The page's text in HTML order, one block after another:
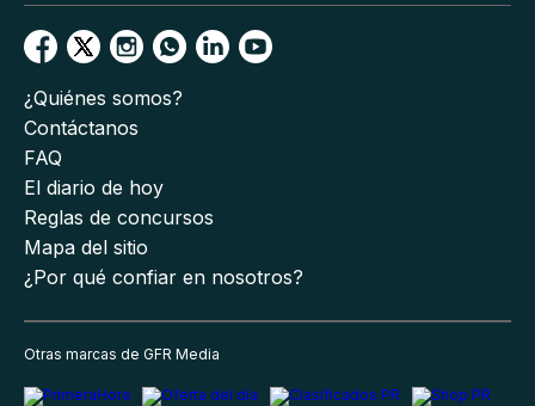
¿Quiénes somos?
Contáctanos
FAQ
El diario de hoy
Reglas de concursos
Mapa del sitio
¿Por qué confiar en nosotros?
Otras marcas de GFR Media